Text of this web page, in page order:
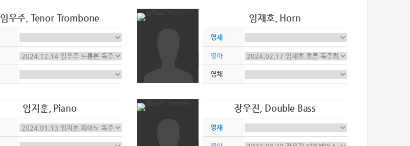
임우주, Tenor Trombone 임재호, Horn
영재
영아
영체
임지훈, Piano 장우진, Double Bass
영재